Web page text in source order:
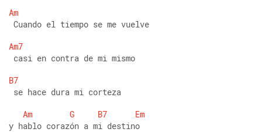
Am
Cuando el tiempo se me vuelve
Am7
casi en contra de mi mismo
B7
se hace dura mi corteza
Am
G B7
Em
y hablo corazón a mi destino